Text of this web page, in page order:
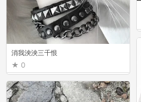
消我泱泱三千恨
0